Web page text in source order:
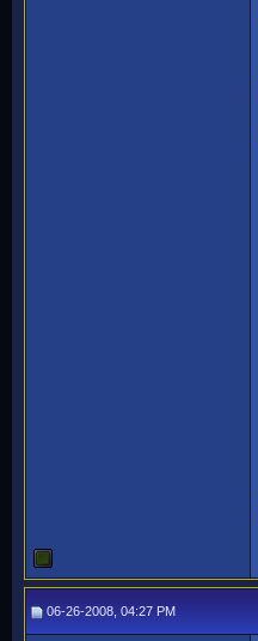
06-26-2008, 04:27 PM